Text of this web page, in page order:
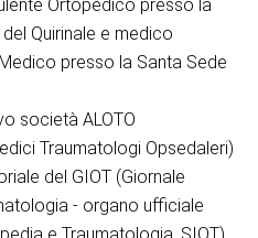
Ortopedico presso la
Quirinale e medico
presso la Santa Sede
società ALOTO
Traumatologi Opsedaleri)
del GIOT (Giornale
- organo ufficiale